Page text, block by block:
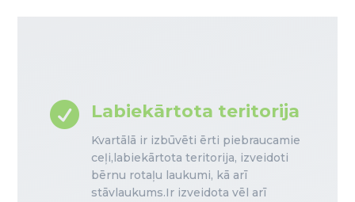
 Labiekārtota teritorija
Kvartālā ir izbūvēti ērti piebraucamie
ceļi,labiekārtota teritorija, izveidoti
bērnu rotaļu laukumi, kā arī
stāvlaukums.Ir izveidota vēl arī